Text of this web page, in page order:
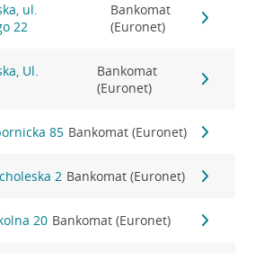
ul.
22
Bankomat
(Euronet)
Ul.
Bankomat
(Euronet)
85 Bankomat (Euronet)
2 Bankomat (Euronet)
20 Bankomat (Euronet)